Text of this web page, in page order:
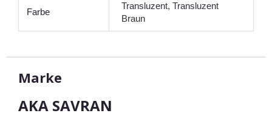
Farbe
Transluzent, Transluzent
Braun
Marke
AKA SAVRAN